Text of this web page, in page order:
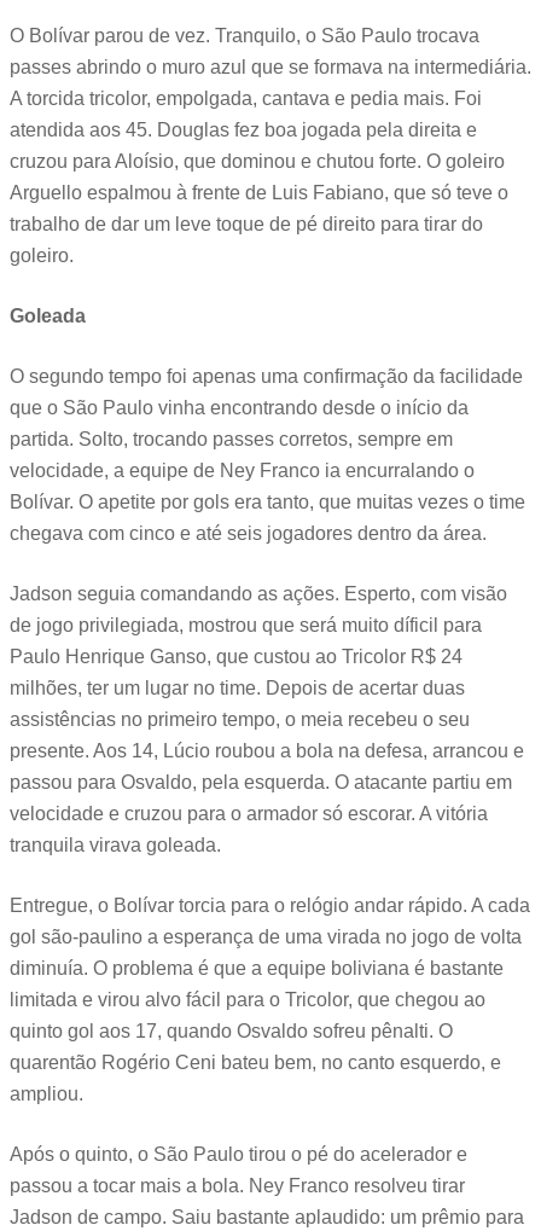
O Bolívar parou de vez. Tranquilo, o São Paulo trocava
passes abrindo o muro azul que se formava na intermediária.
A torcida tricolor, empolgada, cantava e pedia mais. Foi
atendida aos 45. Douglas fez boa jogada pela direita e
cruzou para Aloísio, que dominou e chutou forte. O goleiro
Arguello espalmou à frente de Luis Fabiano, que só teve o
trabalho de dar um leve toque de pé direito para tirar do
goleiro.
Goleada
O segundo tempo foi apenas uma confirmação da facilidade
que o São Paulo vinha encontrando desde o início da
partida. Solto, trocando passes corretos, sempre em
velocidade, a equipe de Ney Franco ia encurralando o
Bolívar. O apetite por gols era tanto, que muitas vezes o time
chegava com cinco e até seis jogadores dentro da área.
Jadson seguia comandando as ações. Esperto, com visão
de jogo privilegiada, mostrou que será muito díficil para
Paulo Henrique Ganso, que custou ao Tricolor R$ 24
milhões, ter um lugar no time. Depois de acertar duas
assistências no primeiro tempo, o meia recebeu o seu
presente. Aos 14, Lúcio roubou a bola na defesa, arrancou e
passou para Osvaldo, pela esquerda. O atacante partiu em
velocidade e cruzou para o armador só escorar. A vitória
tranquila virava goleada.
Entregue, o Bolívar torcia para o relógio andar rápido. A cada
gol são-paulino a esperança de uma virada no jogo de volta
diminuía. O problema é que a equipe boliviana é bastante
limitada e virou alvo fácil para o Tricolor, que chegou ao
quinto gol aos 17, quando Osvaldo sofreu pênalti. O
quarentão Rogério Ceni bateu bem, no canto esquerdo, e
ampliou.
Após o quinto, o São Paulo tirou o pé do acelerador e
passou a tocar mais a bola. Ney Franco resolveu tirar
Jadson de campo. Saiu bastante aplaudido: um prêmio para